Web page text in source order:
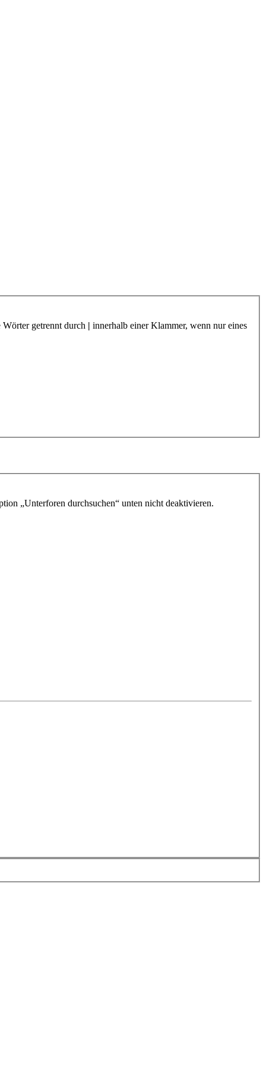
getrennt durch | innerhalb einer Klammer, wenn nur eines
„Unterforen durchsuchen“ unten nicht deaktivieren.